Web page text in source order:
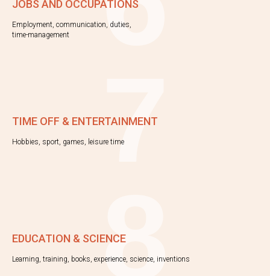
JOBS AND OCCUPATIONS
Employment, communication, duties,
time-management
TIME OFF & ENTERTAINMENT
Hobbies, sport, games, leisure time7
EDUCATION & SCIENCE
Learning, training, books, experience, science, inventions
8